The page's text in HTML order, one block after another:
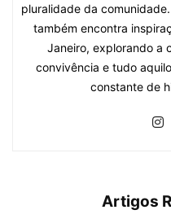
pluralidade da
também encontra
Janeiro, explorando a
convivência e tudo
constante de
Artigos